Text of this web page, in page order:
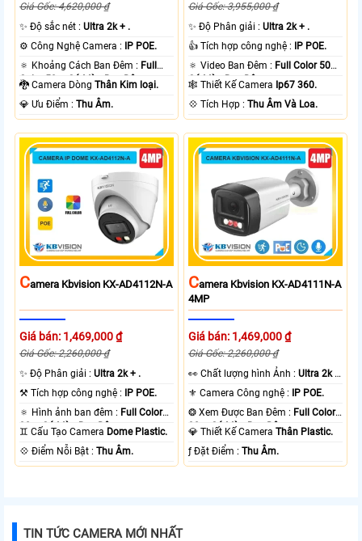
Giá Gốc: 4,620,000 ₫
✨ Độ sắc nét :Ultra 2k + .
⚙ Công Nghệ Camera :
IP POE.
🔅 Khoảng Cách Ban Đêm : Full
Color 50m Có Màu Ban Ðêm.
🐉️ Camera DòngThân Kim loại.
️💎 Ưu Điểm :Thu Âm.
Giá Gốc: 3,955,000 ₫
✨ Độ Phân giải :Ultra 2k + .
👍 Tích hợp công nghệ :
IP POE.
🔅 Video Ban Đêm : Full Color 50m
Có Màu Ban Ðêm.
🕸️ Thiết Kế Camera Ip67 360.
️💠 Tích Hợp :Thu Âm Và Loa.
CAmera Kbvision KX-AD4112N-A
Giá bán: 1,469,000 ₫
Giá Gốc: 2,260,000 ₫
✨ Độ Phân giải :Ultra 2k + .
⚒ Tích hợp công nghệ : IP POE.
🔅 Hình ảnh ban đêm : Full Color
30m Có Màu Ban Ðêm.
♊ Cấu Tạo Camera Dome Plastic.
️💠 Điểm Nỗi Bật :Thu Âm.
CAmera Kbvision KX-AD4111N-A
4MP
Giá bán: 1,469,000 ₫
Giá Gốc: 2,260,000 ₫
️👀 Chất lượng hình Ảnh :Ultra 2k +
⚜️ Camera Công nghệ : IP POE.
❂ Xem Được Ban Đêm : Full Color
30m Có Màu Ban Ðêm.
💎 Thiết Kế CameraThân Plastic.
️ƒ Đặt Điểm :Thu Âm.
TIN TỨC CAMERA MỚI NHẤT